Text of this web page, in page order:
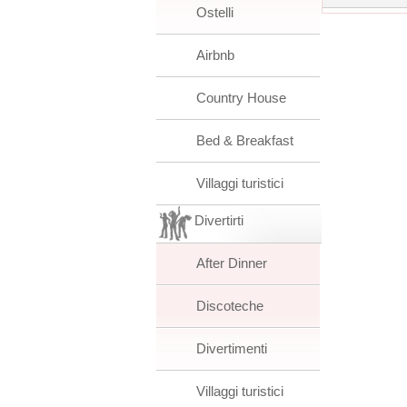
Ostelli
Airbnb
Country House
Bed & Breakfast
Villaggi turistici
Divertirti
After Dinner
Discoteche
Divertimenti
Villaggi turistici